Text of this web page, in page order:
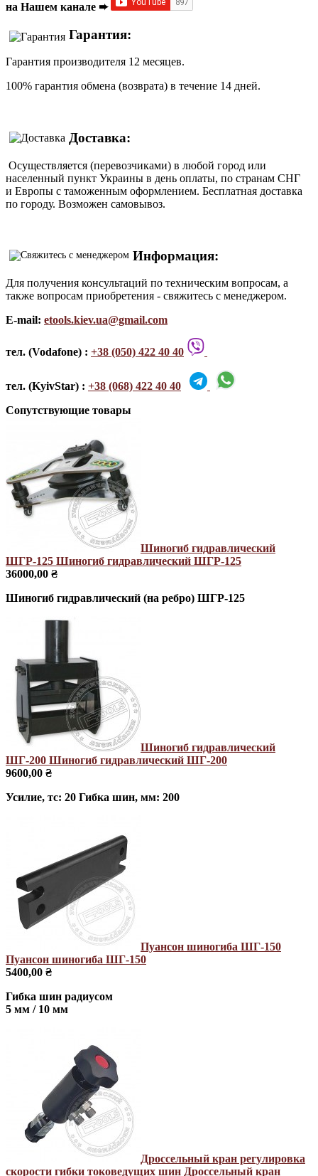
на Нашем канале ➨
Гарантия:
Гарантия производителя 12 месяцев.
100% гарантия обмена (возврата) в течение 14 дней.
Доставка:
Осуществляется (перевозчиками) в любой город или
населенный пункт Украины в день оплаты, по странам СНГ
и Европы с таможенным оформлением. Бесплатная доставка
по городу. Возможен самовывоз.
Информация:
Для получения консультаций по техническим вопросам, а
также вопросам приобретения - свяжитесь с менеджером.
E-mail: etools.kiev.ua@gmail.com
тел. (Vodafone) : +38 (050) 422 40 40
тел. (KyivStar) : +38 (068) 422 40 40
Сопутствующие товары
Шиногиб гидравлический
ШГР-125 Шиногиб гидравлический ШГР-125
36000,00 ₴
Шиногиб гидравлический (на ребро) ШГР-125
Шиногиб гидравлический
ШГ-200 Шиногиб гидравлический ШГ-200
9600,00 ₴
Усилие, тс: 20 Гибка шин, мм: 200
Пуансон шиногиба ШГ-150
Пуансон шиногиба ШГ-150
5400,00 ₴
Гибка шин радиусом
5 мм / 10 мм
Дроссельный кран регулировка
скорости гибки токоведущих шин Дроссельный кран